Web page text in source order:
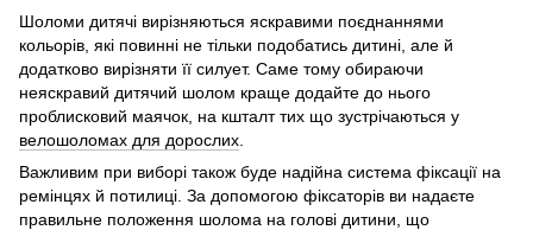
Шоломи дитячі вирізняються яскравими поєднаннями
кольорів, які повинні не тільки подобатись дитині, але й
додатково вирізняти її силует. Саме тому обираючи
неяскравий дитячий шолом краще додайте до нього
проблисковий маячок, на кшталт тих що зустрічаються у
велошоломах для дорослих
Важливим при виборі також буде надійна система фіксації на
ремінцях й потилиці. За допомогою фіксаторів ви надаєте
правильне положення шолома на голові дитини, що